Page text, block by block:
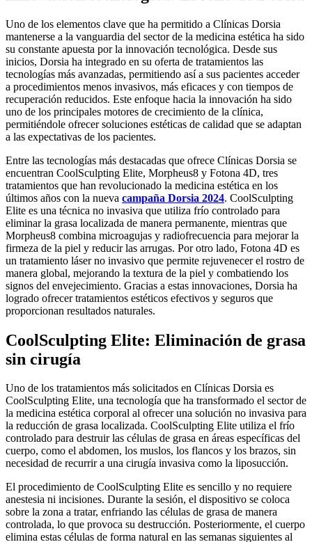
Uno de los elementos clave que ha permitido a Clínicas Dorsia
mantenerse a la vanguardia del sector de la medicina estética ha sido
su constante apuesta por la innovación tecnológica. Desde sus
inicios, Dorsia ha integrado en su oferta de tratamientos las
tecnologías más avanzadas, permitiendo así a sus pacientes acceder
a procedimientos menos invasivos, más eficaces y con tiempos de
recuperación reducidos. Este enfoque hacia la innovación ha sido
uno de los principales motores de crecimiento de la clínica,
permitiéndole ofrecer soluciones estéticas de calidad que se adaptan
a las expectativas de los pacientes.
Entre las tecnologías más destacadas que ofrece Clínicas Dorsia se
encuentran CoolSculpting Elite, Morpheus8 y Fotona 4D, tres
tratamientos que han revolucionado la medicina estética en los
últimos años con la nueva campaña Dorsia 2024. CoolSculpting
Elite es una técnica no invasiva que utiliza frío controlado para
eliminar la grasa localizada de manera permanente, mientras que
Morpheus8 combina microagujas y radiofrecuencia para mejorar la
firmeza de la piel y reducir las arrugas. Por otro lado, Fotona 4D es
un tratamiento láser no invasivo que permite rejuvenecer el rostro de
manera global, mejorando la textura de la piel y combatiendo los
signos del envejecimiento. Gracias a estas innovaciones, Dorsia ha
logrado ofrecer tratamientos estéticos efectivos y seguros que
proporcionan resultados naturales.
CoolSculpting Elite: Eliminación de grasa
sin cirugía
Uno de los tratamientos más solicitados en Clínicas Dorsia es
CoolSculpting Elite, una tecnología que ha transformado el sector de
la medicina estética corporal al ofrecer una solución no invasiva para
la reducción de grasa localizada. CoolSculpting Elite utiliza el frío
controlado para destruir las células de grasa en áreas específicas del
cuerpo, como el abdomen, los muslos, los flancos y los brazos, sin
necesidad de recurrir a una cirugía invasiva como la liposucción.
El procedimiento de CoolSculpting Elite es sencillo y no requiere
anestesia ni incisiones. Durante la sesión, el dispositivo se coloca
sobre la zona a tratar, enfriando las células de grasa de manera
controlada, lo que provoca su destrucción. Posteriormente, el cuerpo
elimina estas células de forma natural en las semanas siguientes al